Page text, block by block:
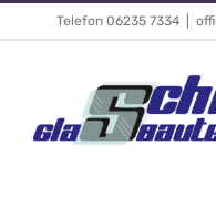
Telefon 06235 7334